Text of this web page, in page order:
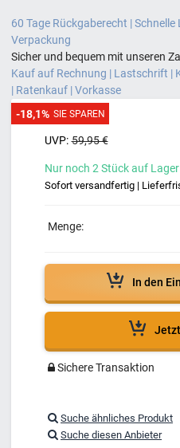
60 Tage Rückgaberecht |
Verpackung
Sicher und bequem mit unseren
Kauf auf Rechnung | Lastschrift |
| Ratenkauf | Vorkasse
UVP: 59,95 €
Nur noch 2 Stückauf Lager
Sofort versandfertig |
-18,1% SIE SPAREN
Menge:
In den
Sichere Transaktion
Suche ähnliches Produkt
Suche diesen Anbieter